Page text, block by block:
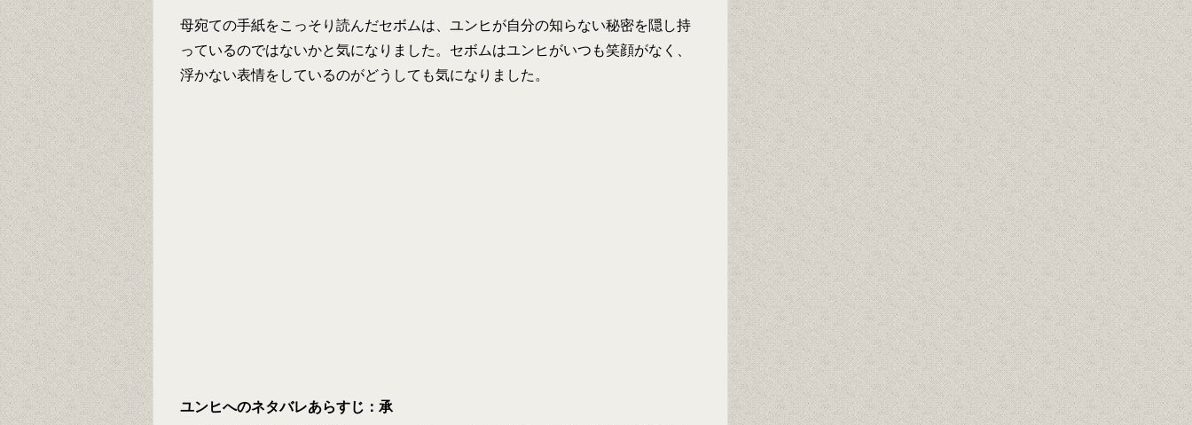
母宛ての手紙をこっそり読んだセボムは、ユンヒが自分の知らない秘密を隠し持
っているのではないかと気になりました。セボムはユンヒがいつも笑顔がなく、
浮かない表情をしているのがどうしても気になりました。
ユンヒへのネタバレあらすじ：承